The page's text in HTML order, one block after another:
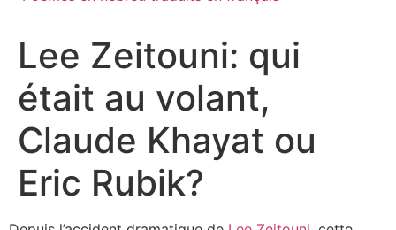
Lee Zeitouni: qui
était au volant,
Claude Khayat ou
Eric Rubik?